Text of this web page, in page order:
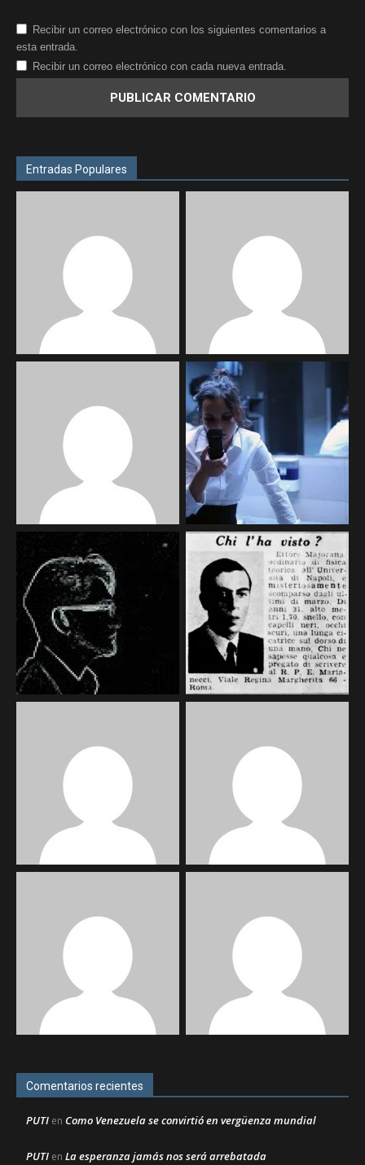
Recibir un correo electrónico con los siguientes comentarios a
esta entrada.
Recibir un correo electrónico con cada nueva entrada.
Entradas Populares
Comentarios recientes
PUTI en Como Venezuela se convirtió en vergüenza mundial
PUTI en La esperanza jamás nos será arrebatada